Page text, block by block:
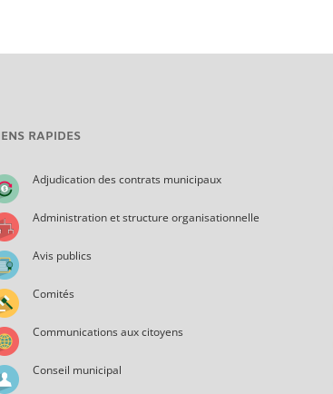
RAPIDES
Adjudication des contrats municipaux
Administration et structure organisationnelle
Avis publics
Comités
Communications aux citoyens
Conseil municipal